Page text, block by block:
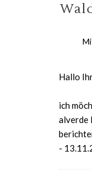
Hallo
ich
alverde
-